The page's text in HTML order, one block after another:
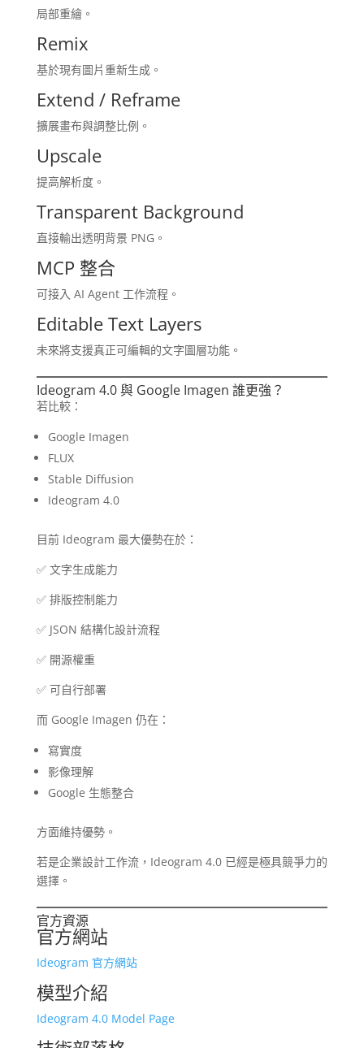
局部重繪。
Remix
基於現有圖片重新生成。
Extend / Reframe
擴展畫布與調整比例。
Upscale
提高解析度。
Transparent Background
直接輸出透明背景 PNG。
MCP 整合
可接入 AI Agent 工作流程。
Editable Text Layers
未來將支援真正可編輯的文字圖層功能。
Ideogram 4.0 與 Google Imagen 誰更強？
若比較：
Google Imagen
FLUX
Stable Diffusion
Ideogram 4.0
目前 Ideogram 最大優勢在於：
✅ 文字生成能力
✅ 排版控制能力
✅ JSON 結構化設計流程
✅ 開源權重
✅ 可自行部署
而 Google Imagen 仍在：
寫實度
影像理解
Google 生態整合
方面維持優勢。
若是企業設計工作流，Ideogram 4.0 已經是極具競爭力的
選擇。
官方資源
官方網站
Ideogram 官方網站
模型介紹
Ideogram 4.0 Model Page